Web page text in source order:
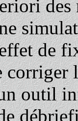
de
corriger
outil